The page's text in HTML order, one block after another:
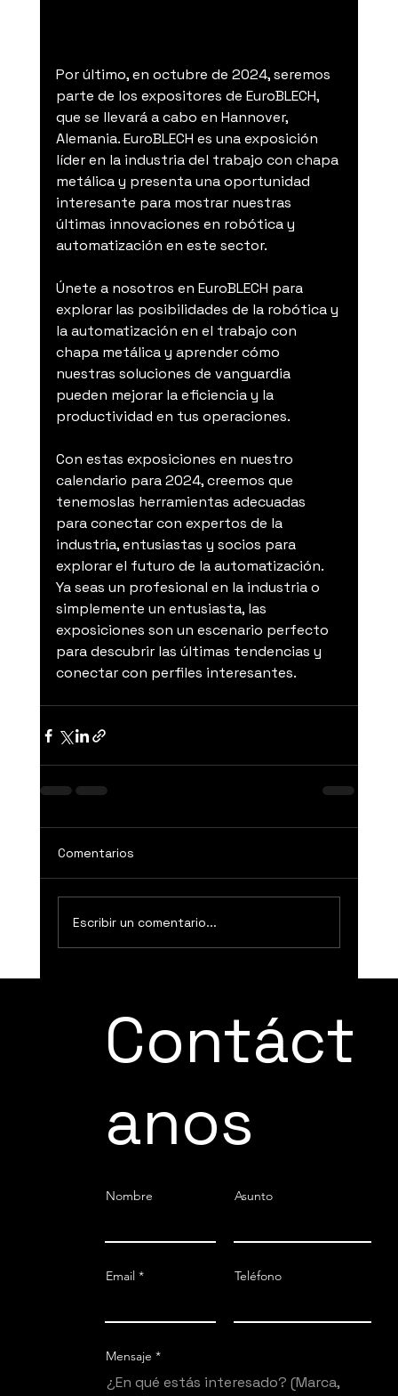
Por último, en octubre de 2024, seremos
parte de los expositores de EuroBLECH,
que se llevará a cabo en Hannover,
Alemania. EuroBLECH es una exposición
líder en la industria del trabajo con chapa
metálica y presenta una oportunidad
interesante para mostrar nuestras
últimas innovaciones en robótica y
automatización en este sector.
Únete a nosotros en EuroBLECH para
explorar las posibilidades de la robótica y
la automatización en el trabajo con
chapa metálica y aprender cómo
nuestras soluciones de vanguardia
pueden mejorar la eficiencia y la
productividad en tus operaciones.
Con estas exposiciones en nuestro
calendario para 2024, creemos que
tenemoslas herramientas adecuadas
para conectar con expertos de la
industria, entusiastas y socios para
explorar el futuro de la automatización.
Ya seas un profesional en la industria o
simplemente un entusiasta, las
exposiciones son un escenario perfecto
para descubrir las últimas tendencias y
conectar con perfiles interesantes.
Comentarios
Escribir un comentario...
Contáct
anos
Nombre Asunto
Email Teléfono
Mensaje